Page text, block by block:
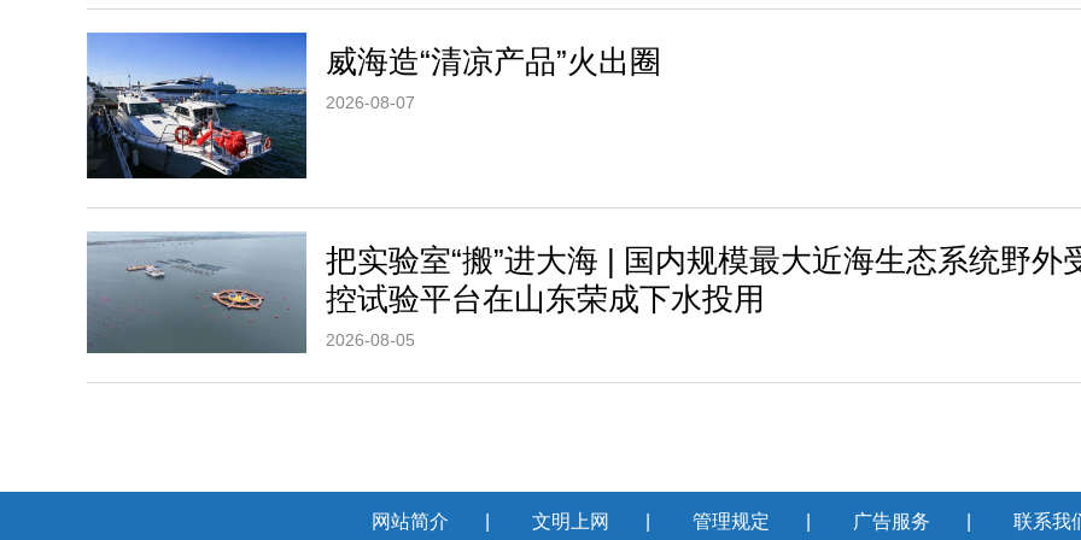
威海造“清凉产品”火出圈
2026-08-07
把实验室“搬”进大海 | 国内规模最大近海生态系统野外
控试验平台在山东荣成下水投用
2026-08-05
网站简介 文明上网 管理规定 广告服务 联系我